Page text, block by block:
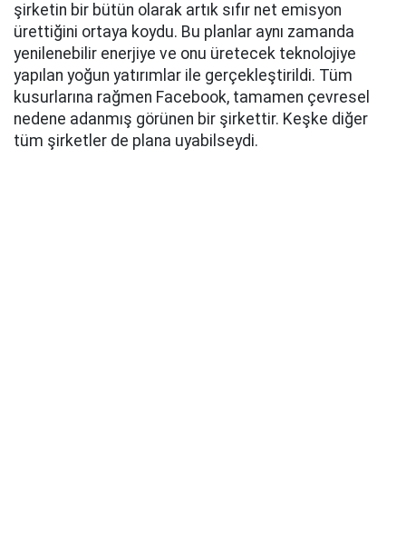
şirketin bir bütün olarak artık sıfır net emisyon
ürettiğini ortaya koydu. Bu planlar aynı zamanda
yenilenebilir enerjiye ve onu üretecek teknolojiye
yapılan yoğun yatırımlar ile gerçekleştirildi. Tüm
kusurlarına rağmen Facebook, tamamen çevresel
nedene adanmış görünen bir şirkettir. Keşke diğer
tüm şirketler de plana uyabilseydi.